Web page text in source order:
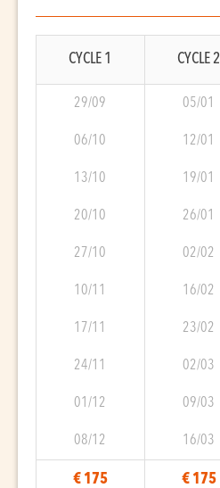
CYCLE 1
29/09
06/10
13/10
20/10
27/10
10/11
17/11
24/11
01/12
08/12
€ 175
CYCLE 2
05/01
12/01
19/01
26/01
02/02
16/02
23/02
02/03
09/03
16/03
€ 175